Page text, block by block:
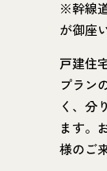
※幹線
が御座
戸建住
プラン
く、分
ます。
様のご